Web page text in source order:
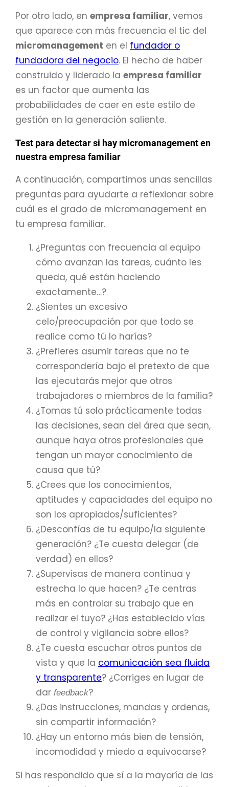
Por otro lado, en empresa familiar, vemos
que aparece con más frecuencia el tic del
micromanagement en el fundador o
fundadora del negocio. El hecho de haber
construido y liderado la empresa familiar
es un factor que aumenta las
probabilidades de caer en este estilo de
gestión en la generación saliente.
Test para detectar si hay micromanagement en
nuestra empresa familiar
A continuación, compartimos unas sencillas
preguntas para ayudarte a reflexionar sobre
cuál es el grado de micromanagement en
tu empresa familiar.
¿Preguntas con frecuencia al equipo
cómo avanzan las tareas, cuánto les
queda, qué están haciendo
exactamente…?
¿Sientes un excesivo
celo/preocupación por que todo se
realice como tú lo harías?
¿Prefieres asumir tareas que no te
correspondería bajo el pretexto de que
las ejecutarás mejor que otros
trabajadores o miembros de la familia?
¿Tomas tú solo prácticamente todas
las decisiones, sean del área que sean,
aunque haya otros profesionales que
tengan un mayor conocimiento de
causa que tú?
¿Crees que los conocimientos,
aptitudes y capacidades del equipo no
son los apropiados/suficientes?
¿Desconfías de tu equipo/la siguiente
generación? ¿Te cuesta delegar (de
verdad) en ellos?
¿Supervisas de manera continua y
estrecha lo que hacen? ¿Te centras
más en controlar su trabajo que en
realizar el tuyo? ¿Has establecido vías
de control y vigilancia sobre ellos?
¿Te cuesta escuchar otros puntos de
vista y que la comunicación sea fluida
y transparente? ¿Corriges en lugar de
dar feedback?
¿Das instrucciones, mandas y ordenas,
sin compartir información?
¿Hay un entorno más bien de tensión,
incomodidad y miedo a equivocarse?
Si has respondido que sí a la mayoría de las